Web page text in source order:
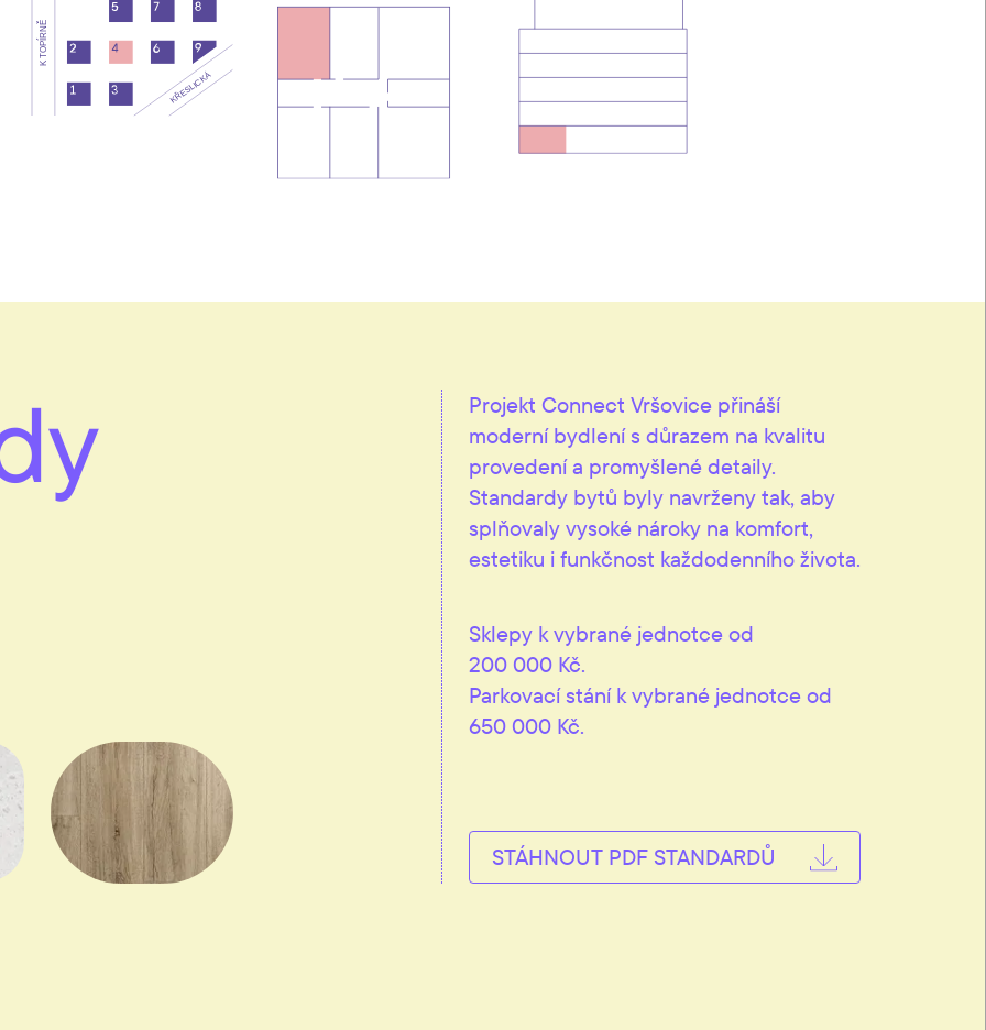
Projekt Connect Vršovice přináší
moderní bydlení s důrazem na kvalitu
provedení a promyšlené detaily.
Standardy bytů byly navrženy tak, aby
splňovaly vysoké nároky na komfort,
estetiku i funkčnost každodenního života.
Sklepy k vybrané jednotce od
200 000 Kč.
Parkovací stání k vybrané jednotce od
650 000 Kč.
STÁHNOUT PDF STANDARDŮ